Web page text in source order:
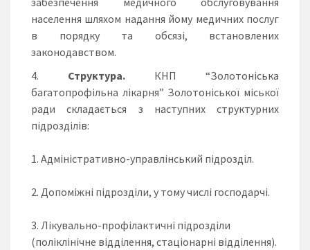
населення шляхом надання йому медичних послуг
в порядку та обсязі, встановлених
законодавством.
Структура. КНП “Золотоніська
багатопрофільна лікарня” Золотоніської міської
ради складається з наступних структурних
підрозділів:
1. Адміністративно-управлінський підрозділ.
2. Допоміжні підрозділи, у тому числі господарчі.
3. Лікувально-профілактичні підрозділи
(поліклінічне відділення, стаціонарні відділення).